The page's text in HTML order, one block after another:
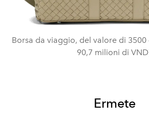
Borsa da viaggio, del valore di
90,7 milioni di
Ermete